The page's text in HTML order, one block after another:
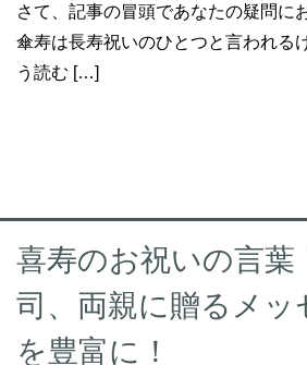
さて、記事の冒頭であなたの疑問に
傘寿は長寿祝いのひとつと言われる
う読む […]
喜寿のお祝いの言葉
司、両親に贈るメッ
を豊富に！